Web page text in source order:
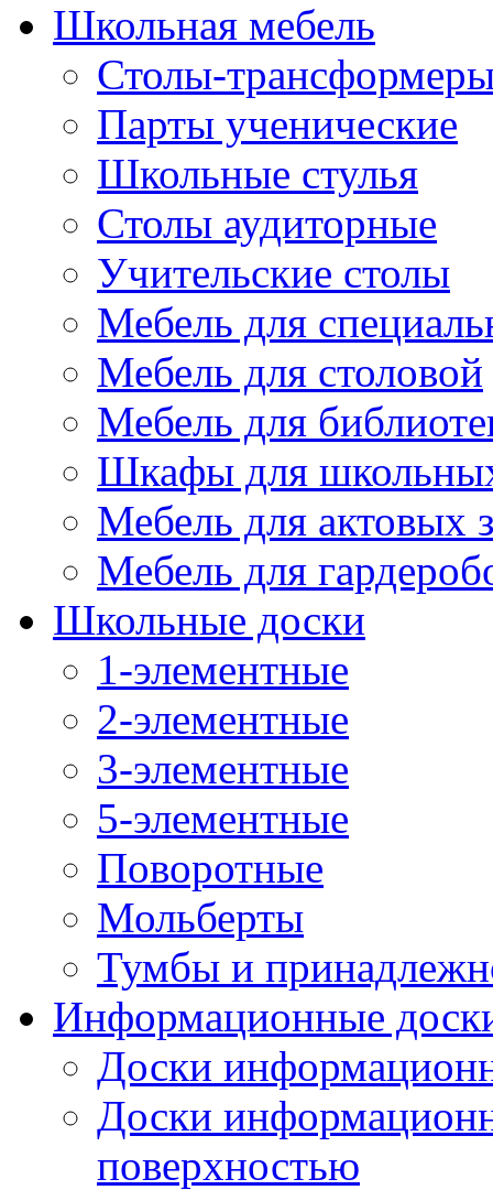
Школьная мебель
Столы-
Парты ученические
Школьные стулья
Столы аудиторные
Учительские столы
Мебель для
Мебель для столовой
Мебель для
Шкафы для
Мебель для актовых
Мебель для
Школьные доски
1-элементные
2-элементные
3-элементные
5-элементные
Поворотные
Мольберты
Тумбы и
Информационные
Доски
Доски
поверхностью